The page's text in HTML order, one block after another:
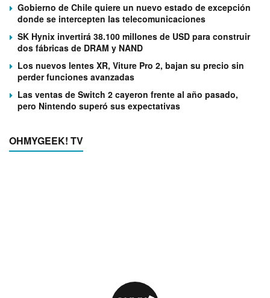
Gobierno de Chile quiere un nuevo estado de excepción
donde se intercepten las telecomunicaciones
SK Hynix invertirá 38.100 millones de USD para construir
dos fábricas de DRAM y NAND
Los nuevos lentes XR, Viture Pro 2, bajan su precio sin
perder funciones avanzadas
Las ventas de Switch 2 cayeron frente al año pasado,
pero Nintendo superó sus expectativas
OHMYGEEK! TV